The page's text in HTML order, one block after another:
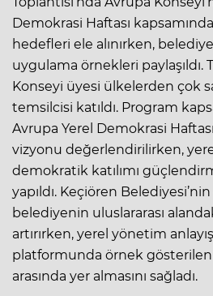
Demokrasi Haftası
hedefleri ele alınırken,
uygulama örnekleri paylaşıldı.
Konseyi üyesi ülkelerden çok
temsilcisi katıldı. Program
Avrupa Yerel Demokrasi
vizyonu değerlendirilirken,
demokratik katılımı
yapıldı. Keçiören
belediyenin uluslararası
artırırken, yerel yönetim
platformunda örnek
arasında yer almasını sağladı.